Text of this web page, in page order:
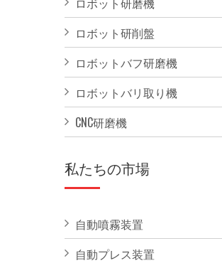
ロボット研削盤
ロボットバフ研磨機
ロボットバリ取り機
CNC研磨機
私たちの市場
自動噴霧装置
自動プレス装置